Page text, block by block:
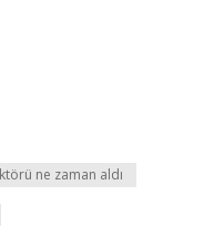
ne zaman aldı